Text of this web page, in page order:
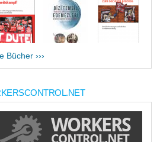
Bücher ›››